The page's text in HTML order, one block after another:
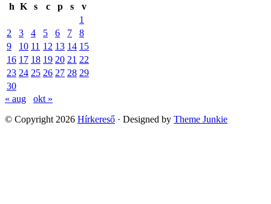
h K s c p s
v
1
2
3 4 5 6 7
8
9
10 11 12 13 14 15
16 17 18 19 20 21 22
23 24 25 26 27 28 29
30
« aug
okt »
© Copyright 2026 Hírkereső · Designed by Theme Junkie